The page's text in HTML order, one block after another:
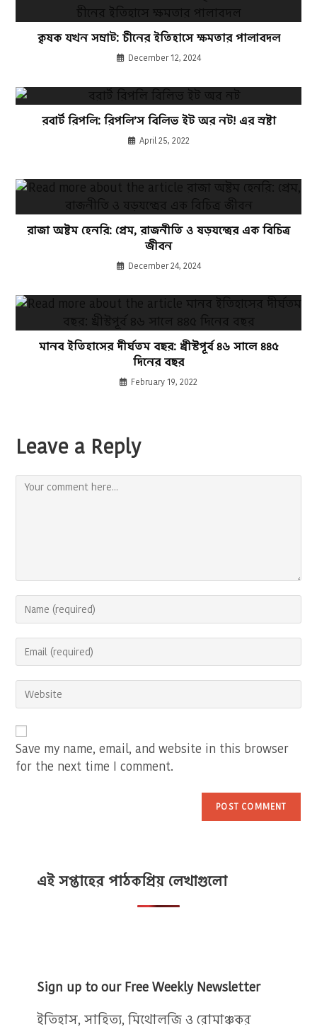
কৃষক যখন সম্রাট: চীনের ইতিহাসে ক্ষমতার পালাবদল
December 12, 2024
রবার্ট রিপলি: রিপলি’স বিলিভ ইট অর নট! এর স্রষ্টা
April 25, 2022
রাজা অষ্টম হেনরি: প্রেম, রাজনীতি ও ষড়যন্ত্রের এক বিচিত্র
জীবন
December 24, 2024
মানব ইতিহাসের দীর্ঘতম বছর: খ্রীস্টপূর্ব ৪৬ সালে ৪৪৫
দিনের বছর
February 19, 2022
Leave a Reply
Comment
your
username
comment
your
address
your
(optional)
Save my name, email, and website in this browser
for the next time I comment.
এই সপ্তাহের পাঠকপ্রিয় লেখাগুলো
Sign up to our Free Weekly Newsletter
ইতিহাস, সাহিত্য, মিথোলজি ও রোমাঞ্চকর